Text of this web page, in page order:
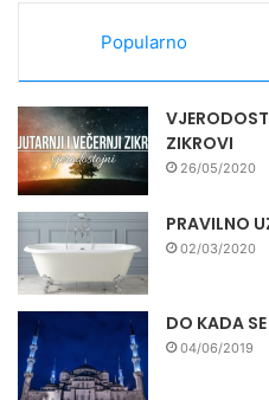
Popularno
ZIKROVI
26/05/2020
PRAVILNO
02/03/2020
DO KADA
04/06/2019